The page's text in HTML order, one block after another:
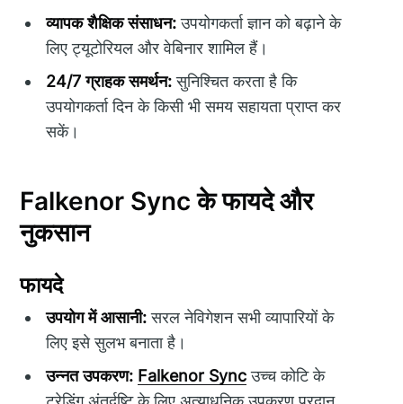
व्यापक शैक्षिक संसाधन:उपयोगकर्ता ज्ञान को बढ़ाने के
लिए ट्यूटोरियल और वेबिनार शामिल हैं।
24/7 ग्राहक समर्थन:सुनिश्चित करता है कि
उपयोगकर्ता दिन के किसी भी समय सहायता प्राप्त कर
सकें।
Falkenor Sync के फायदे और
नुकसान
फायदे
उपयोग में आसानी:सरल नेविगेशन सभी व्यापारियों के
लिए इसे सुलभ बनाता है।
उन्नत उपकरण: Falkenor Syncउच्च कोटि के